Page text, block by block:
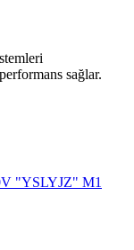
sağlar.
"YSLYJZ" M1